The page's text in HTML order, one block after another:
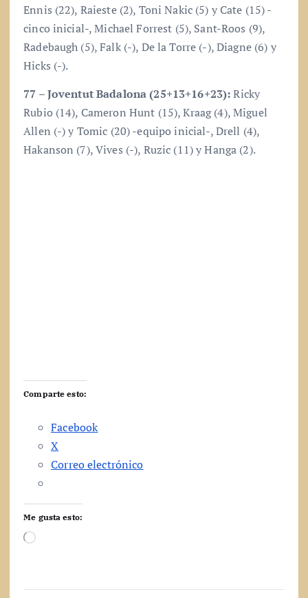
Ennis (22), Raieste (2), Toni Nakic (5) y Cate (15) -
cinco inicial-, Michael Forrest (5), Sant-Roos (9),
Radebaugh (5), Falk (-), De la Torre (-), Diagne (6) y
Hicks (-).
77 – Joventut Badalona (25+13+16+23):Ricky
Rubio (14), Cameron Hunt (15), Kraag (4), Miguel
Allen (-) y Tomic (20) -equipo inicial-, Drell (4),
Hakanson (7), Vives (-), Ruzic (11) y Hanga (2).
Comparte esto:
Facebook
X
Correo electrónico
Me gusta esto:
C
a